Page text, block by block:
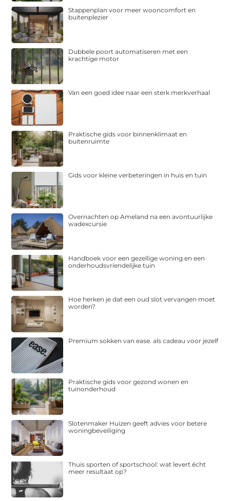
Stappenplan voor meer wooncomfort en
buitenplezier
Dubbele poort automatiseren met een
krachtige motor
Van een goed idee naar een sterk merkverhaal
Praktische gids voor binnenklimaat en
buitenruimte
Gids voor kleine verbeteringen in huis en tuin
Overnachten op Ameland na een avontuurlijke
wadexcursie
Handboek voor een gezellige woning en een
onderhoudsvriendelijke tuin
Hoe herken je dat een oud slot vervangen moet
worden?
Premium sokken van ease. als cadeau voor jezelf
Praktische gids voor gezond wonen en
tuinonderhoud
Slotenmaker Huizen geeft advies voor betere
woningbeveiliging
Thuis sporten of sportschool: wat levert écht
meer resultaat op?